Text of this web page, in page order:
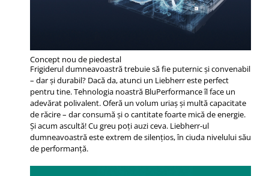
Concept nou de piedestal
Frigiderul dumneavoastră trebuie să fie puternic și convenabil
– dar și durabil? Dacă da, atunci un Liebherr este perfect
pentru tine. Tehnologia noastră BluPerformance îl face un
adevărat polivalent. Oferă un volum uriaș și multă capacitate
de răcire – dar consumă și o cantitate foarte mică de energie.
Și acum ascultă! Cu greu poți auzi ceva. Liebherr-ul
dumneavoastră este extrem de silențios, în ciuda nivelului său
de performanță.